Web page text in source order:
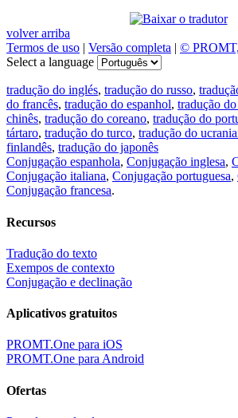
volver arriba
Termos de uso | Versão completa | ©
Select a language
tradução do inglés, tradução do russo,
do francês, tradução do espanhol, tradução
chinês, tradução do coreano, tradução do
tártaro, tradução do turco, tradução do
finlandês, tradução do japonês
Conjugação espanhola, Conjugação inglesa,
Conjugação italiana, Conjugação portuguesa,
Conjugação francesa.
Recursos
Tradução do texto
Exempos de contexto
Conjugação e declinação
Aplicativos gratuitos
PROMT.One para iOS
PROMT.One para Android
Ofertas